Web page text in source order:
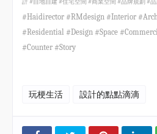
計#自地自建 #住宅空間 #商業空間 #品牌規劃 #
#Haidirector #RMdesign #Interior
#Residential #Design #Space
#Counter #Story
玩梗生活 設計的點點滴滴